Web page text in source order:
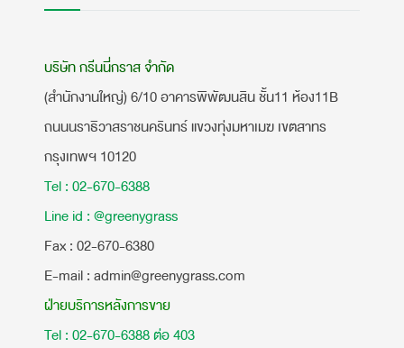
บริษัท กรีนนี่กราส จำกัด
(สำนักงานใหญ่) 6/10 อาคารพิพัฒนสิน ชั้น11 ห้อง11B
ถนนนราธิวาสราชนครินทร์ แขวงทุ่งมหาเมฆ เขตสาทร
กรุงเทพฯ 10120
Tel : 02-670-6388
Line id : @greenygrass
​Fax : 02-670-6380
E-mail : admin@greenygrass.com
ฝ่ายบริการหลังการขาย
Tel : 02-670-6388 ต่อ 403